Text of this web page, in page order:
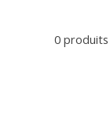
0 produits